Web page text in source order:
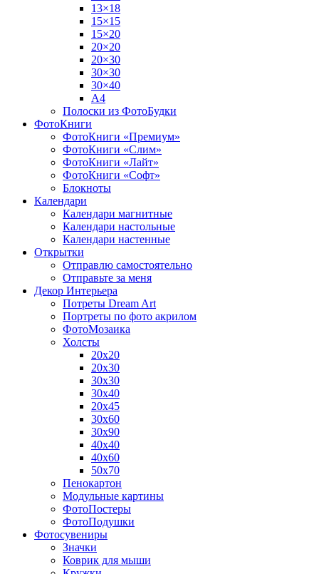
13×18
15×15
15×20
20×20
20×30
30×30
30×40
A4
Полоски из ФотоБудки
ФотоКниги
ФотоКниги «Премиум»
ФотоКниги «Слим»
ФотоКниги «Лайт»
ФотоКниги «Софт»
Блокноты
Календари
Календари магнитные
Календари настольные
Календари настенные
Открытки
Отправлю самостоятельно
Отправьте за меня
Декор Интерьера
Потреты Dream Art
Портреты по фото акрилом
ФотоМозаика
Холсты
20х20
20х30
30х30
30х40
20х45
30х60
30х90
40х40
40х60
50х70
Пенокартон
Модульные картины
ФотоПостеры
ФотоПодушки
Фотоcувениры
Значки
Коврик для мыши